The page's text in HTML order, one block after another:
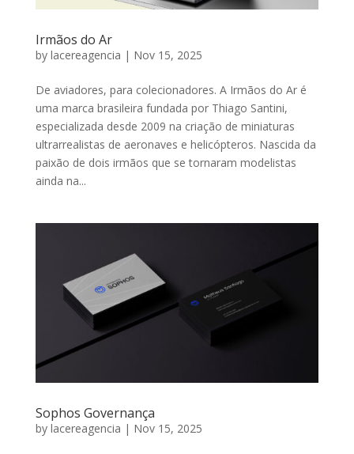
Irmãos do Ar
by lacereagencia | Nov 15, 2025
De aviadores, para colecionadores. A Irmãos do Ar é
uma marca brasileira fundada por Thiago Santini,
especializada desde 2009 na criação de miniaturas
ultrarrealistas de aeronaves e helicópteros. Nascida da
paixão de dois irmãos que se tornaram modelistas
ainda na...
Sophos Governança
by lacereagencia | Nov 15, 2025